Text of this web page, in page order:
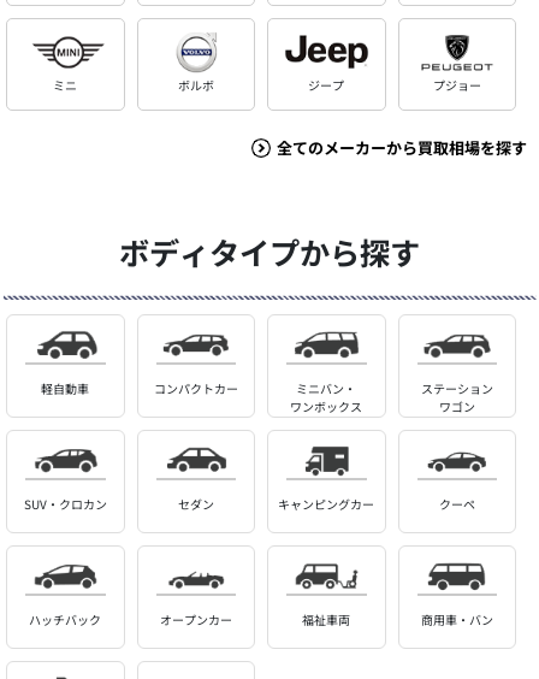
ミニ ボルボ ジープ プジョー
全てのメーカーから買取相場を探す
ボディタイプから探す
軽自動車 コンパクトカー
ミニバン・
ワンボックス
ステーション
ワゴン
SUV・クロカン セダン キャンピングカー クーペ
ハッチバック オープンカー 福祉車両 商用車・バン